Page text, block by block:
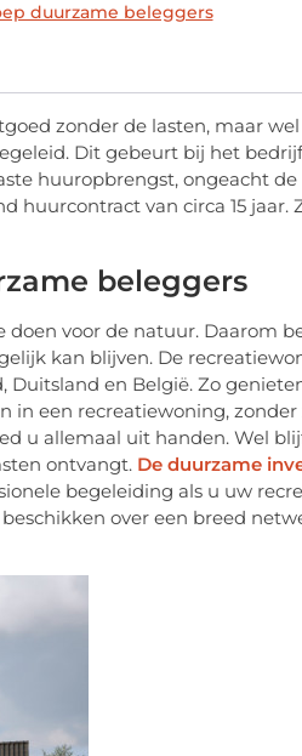
duurzame beleggers
zonder de lasten, maar
Dit gebeurt bij het
huuropbrengst, ongeacht
huurcontract van circa 15 jaar.
beleggers
voor de natuur. Daarom
kan blijven. De
en België. Zo
een recreatiewoning,
u allemaal uit handen. Wel
ontvangt. De duurzame
begeleiding als u uw
over een breed